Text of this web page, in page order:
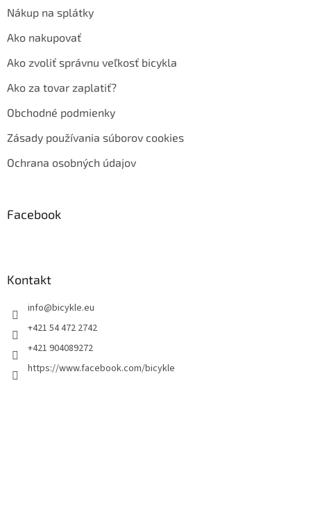
Nákup na splátky
Ako nakupovať
Ako zvoliť správnu veľkosť bicykla
Ako za tovar zaplatiť?
Obchodné podmienky
Zásady používania súborov cookies
Ochrana osobných údajov
Facebook
Kontakt
info@bicykle.eu
+421 54 472 2742
+421 904089272
https://www.facebook.com/bicykle